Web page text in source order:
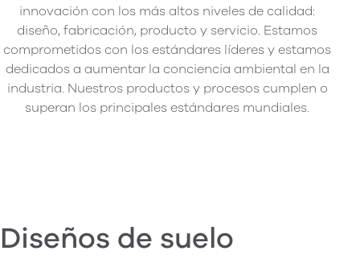
innovación con los más altos niveles de calidad:
diseño, fabricación, producto y servicio. Estamos
comprometidos con los estándares líderes y estamos
dedicados a aumentar la conciencia ambiental en la
industria. Nuestros productos y procesos cumplen o
superan los principales estándares mundiales.
Diseños de suelo